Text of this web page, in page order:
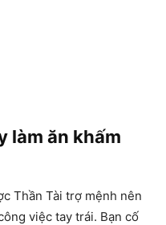
làm ăn khấm
Thần Tài trợ mệnh nên
việc tay trái. Bạn cố